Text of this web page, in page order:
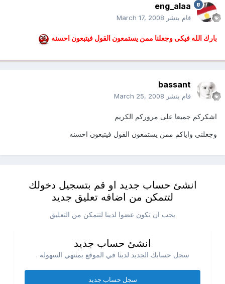
eng_alaa
قام بنشر March 17, 2008
بارك الله فيكى وجعلنا ممن يستمعون القول فيتبعون احسنه
bassant
قام بنشر March 25, 2008
اشكركم جميعا على مروركم الكريم
وجعلنى واياكم ممن يستمعون القول فيتبعون احسنه
انشئ حساب جديد او قم بتسجيل دخولك
لتتمكن من اضافه تعليق جديد
يجب ان تكون عضوا لدينا لتتمكن من التعليق
انشئ حساب جديد
سجل حسابك الجديد لدينا في الموقع بمنتهي السهوله .
سجل حساب جديد